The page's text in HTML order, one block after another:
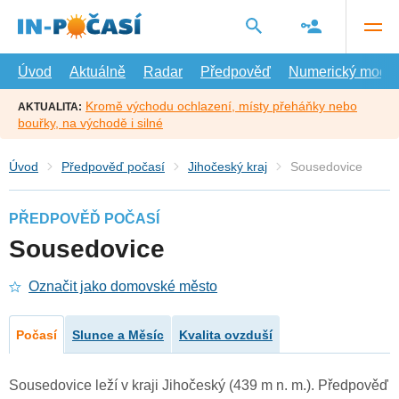
hlavní
Úvod
Aktuálně Radar Předpověď Numerický model
AKTUALITA: Kromě východu ochlazení, místy přeháňky nebo
bouřky, na východě i silné
Úvod Předpověď počasí Jihočeský kraj Sousedovice
PŘEDPOVĚĎ POČASÍ
Sousedovice
Označit jako domovské město
Počasí Slunce a Měsíc Kvalita ovzduší
Sousedovice leží v kraji Jihočeský (439 m n. m.). Předpověď